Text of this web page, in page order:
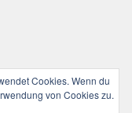
Cookies. Wenn du
von Cookies zu.